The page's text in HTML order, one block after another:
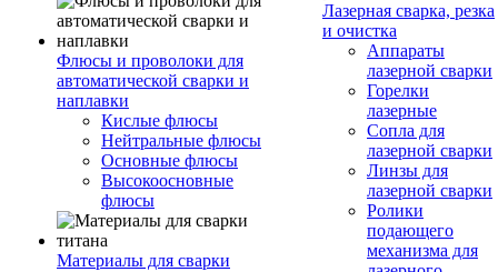
Флюсы и проволоки для
автоматической сварки и
наплавки
Кислые флюсы
Нейтральные флюсы
Основные флюсы
Высокоосновные
флюсы
Материалы для сварки
Лазерная сварка, резка
и очистка
Аппараты
лазерной сварки
Горелки
лазерные
Сопла для
лазерной сварки
Линзы для
лазерной сварки
Ролики
подающего
механизма для